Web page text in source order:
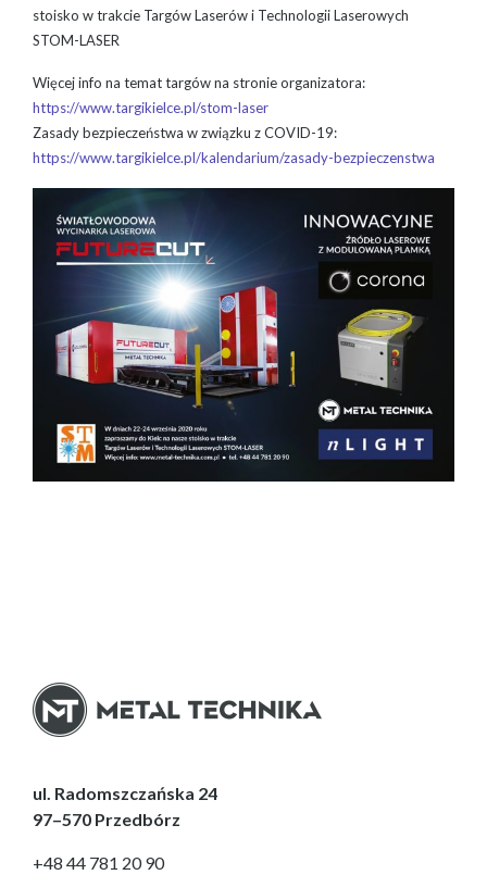
stoisko w trakcie Targów Laserów i Technologii Laserowych
STOM-LASER
Więcej info na temat targów na stronie organizatora:
https://www.targikielce.pl/stom-laser
Zasady bezpieczeństwa w związku z COVID-19:
https://www.targikielce.pl/kalendarium/zasady-bezpieczenstwa
ul. Radomszczańska 24
97–570 Przedbórz
+48 44 781 20 90